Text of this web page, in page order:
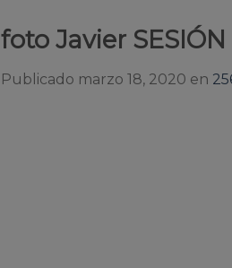
foto Javier
Publicado marzo 18, 2020 en